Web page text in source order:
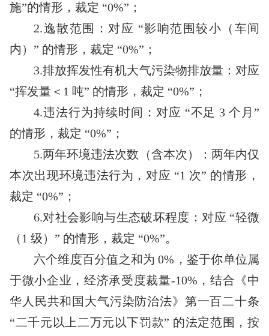
施”的情形，裁定 “0%”；
2.逸散范围：对应 “影响范围较小（车间
内）” 的情形，裁定 “0%”；
3.排放挥发性有机大气污染物排放量：对应
“挥发量＜1 吨” 的情形，裁定 “0%”；
4.违法行为持续时间：对应 “不足 3 个月”
的情形，裁定 “0%”；
5.两年环境违法次数（含本次）：两年内仅
本次出现环境违法行为，对应 “1 次” 的情形，
裁定 “0%”；
6.对社会影响与生态破坏程度：对应 “轻微
（1 级）” 的情形，裁定 “0%”。
六个维度百分值之和为 0%，鉴于你单位属
于微小企业，经济承受度裁量-10%，结合《中
华人民共和国大气污染防治法》第一百二十条
“二千元以上二万元以下罚款” 的法定范围，按